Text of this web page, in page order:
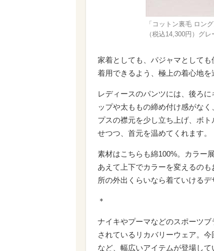
「コットン裏毛 ロン
（税込14,300円）グ
家着としても、パジャマとして
着用できるよう、極上の着心地を
レディースのパンツには、後ろ
ップや太ももの締め付け感がな
プスの襟元を少し立ち上げ、ボ
せつつ、首元を温めてくれます。
素材はこちらも綿100%。カラー
あえて上下でカラーを変えるの
所の外出くらいなら着ていけるデ
＊
ナイキやプーマなどのスポーツ
されているリカバリーウェア。
など、幅広いアイテムが登場し